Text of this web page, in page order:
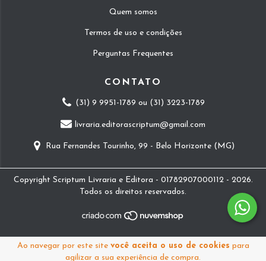
Ao navegar por este site você aceita o uso de cookies para
agilizar a sua experiência de compra.
Quem somos
Termos de uso e condições
Perguntas Frequentes
CONTATO
(31) 9 9951-1789 ou (31) 3223-1789
livraria.editorascriptum@gmail.com
Rua Fernandes Tourinho, 99 - Belo Horizonte (MG)
Copyright Scriptum Livraria e Editora - 01782907000112 - 2026.
Todos os direitos reservados.